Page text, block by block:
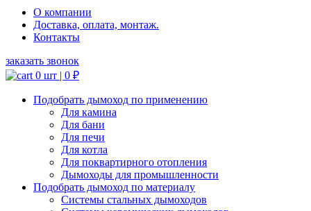
О компании
Доставка, оплата, монтаж.
Контакты
заказать звонок
0 шт | 0 ₽
Подобрать дымоход по применению
Для камина
Для бани
Для печи
Для котла
Для поквартирного отопления
Дымоходы для промышленности
Подобрать дымоход по материалу
Системы стальных дымоходов